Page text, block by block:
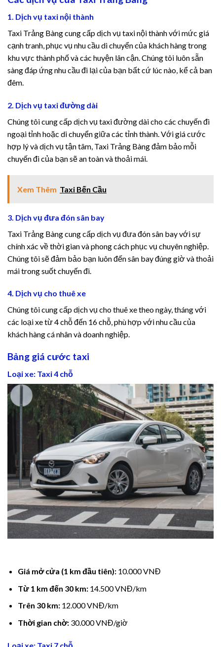
1. Dịch vụ taxi nội thành
Taxi Trảng Bàng cung cấp dịch vụ taxi nội thành với mức giá
cạnh tranh, phục vụ nhu cầu di chuyển của khách hàng trong
khu vực thành phố và các huyện lân cận. Chúng tôi luôn sẵn
sàng đáp ứng nhu cầu đi lại của bạn bất cứ lúc nào, kể cả ban
đêm.
2. Dịch vụ taxi đường dài
Chúng tôi cung cấp dịch vụ taxi đường dài cho các chuyến đi
ngoại tỉnh hoặc di chuyển giữa các tỉnh thành. Với giá cước
hợp lý và dịch vụ tận tâm, Taxi Trảng Bàng đảm bảo mỗi
chuyến đi của bạn sẽ an toàn và thoải mái.
Xem Thêm Taxi Bến Cầu
3. Dịch vụ đưa đón sân bay
Taxi Trảng Bàng cung cấp dịch vụ đưa đón sân bay với sự
chính xác về thời gian và phong cách phục vụ chuyên nghiệp.
Chúng tôi sẽ đảm bảo bạn luôn đến sân bay đúng giờ và thoải
mái trong suốt chuyến đi.
4. Dịch vụ cho thuê xe
Chúng tôi cung cấp dịch vụ cho thuê xe theo ngày, tháng với
các loại xe từ 4 chỗ đến 16 chỗ, phù hợp với nhu cầu của
khách hàng cá nhân và doanh nghiệp.
Bảng giá cước taxi
Loại xe: Taxi 4 chỗ
Giá mở cửa (1 km đầu tiên):10.000 VNĐ
Từ 1 km đến 30 km:14.500 VNĐ/km
Trên 30 km:12.000 VNĐ/km
Thời gian chờ:30.000 VNĐ/giờ